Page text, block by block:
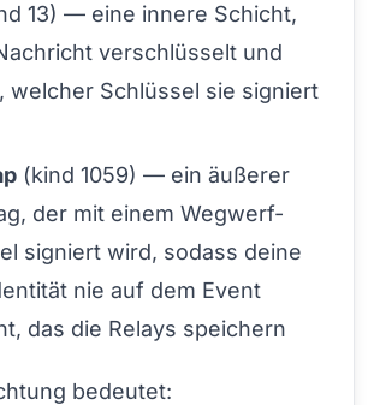
13) — eine innere Schicht,
verschlüsselt und
welcher Schlüssel sie signiert
(kind 1059) — ein äußerer
der mit einem Wegwerf-
signiert wird, sodass deine
nie auf dem Event
das die Relays speichern
bedeutet: